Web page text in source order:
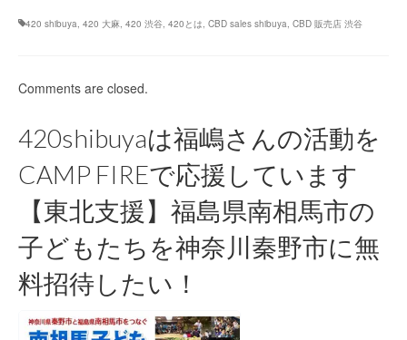
420 shibuya, 420 大麻, 420 渋谷, 420とは, CBD sales shibuya, CBD 販売店 渋谷
Comments are closed.
420shibuyaは福嶋さんの活動を
CAMP FIREで応援しています
【東北支援】福島県南相馬市の
子どもたちを神奈川秦野市に無
料招待したい！